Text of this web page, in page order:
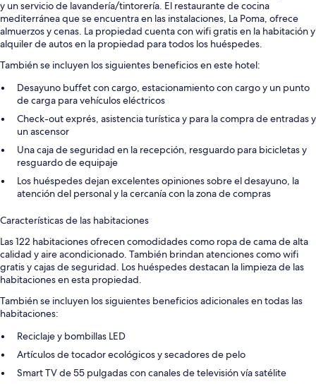
y un servicio de lavandería/tintorería. El restaurante de cocina
mediterránea que se encuentra en las instalaciones, La Poma, ofrece
almuerzos y cenas. La propiedad cuenta con wifi gratis en la habitación y
alquiler de autos en la propiedad para todos los huéspedes.
También se incluyen los siguientes beneficios en este hotel:
Desayuno buffet con cargo, estacionamiento con cargo y un punto
de carga para vehículos eléctricos
Check-out exprés, asistencia turística y para la compra de entradas y
un ascensor
Una caja de seguridad en la recepción, resguardo para bicicletas y
resguardo de equipaje
Los huéspedes dejan excelentes opiniones sobre el desayuno, la
atención del personal y la cercanía con la zona de compras
Características de las habitaciones
Las 122 habitaciones ofrecen comodidades como ropa de cama de alta
calidad y aire acondicionado. También brindan atenciones como wifi
gratis y cajas de seguridad. Los huéspedes destacan la limpieza de las
habitaciones en esta propiedad.
También se incluyen los siguientes beneficios adicionales en todas las
habitaciones:
Reciclaje y bombillas LED
Artículos de tocador ecológicos y secadores de pelo
Smart TV de 55 pulgadas con canales de televisión vía satélite